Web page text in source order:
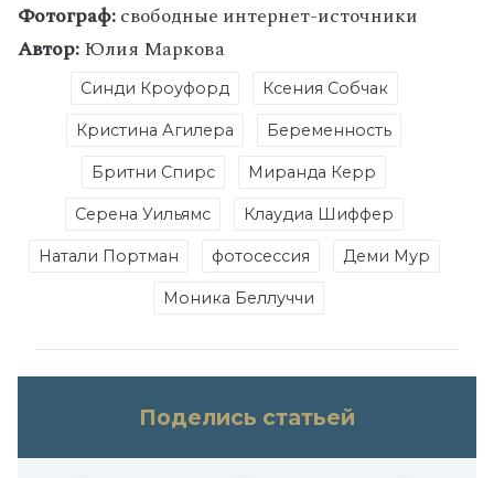
Фотограф:свободные интернет-источники
Автор:Юлия Маркова
Синди Кроуфорд Ксения Собчак
Кристина Агилера Беременность
Бритни Спирс Миранда Керр
Серена Уильямс Клаудиа Шиффер
Натали Портман фотосессия Деми Мур
Моника Беллуччи
Поделись статьей